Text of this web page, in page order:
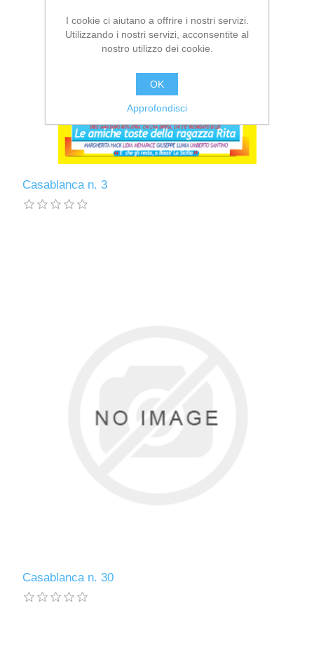
Casablanca n. 3
Casablanca n. 30
I cookie ci aiutano a offrire i nostri servizi.
Utilizzando i nostri servizi, acconsentite al
nostro utilizzo dei cookie.
OK
Approfondisci